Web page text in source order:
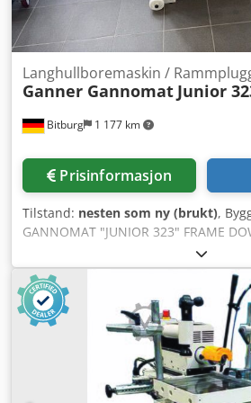
Bitburg 1 177 km
Langhullboremaskin /
Ganner Gannomat Junior
Prisinformasjon
Tilstand: nesten som ny (brukt),
GANNOMAT "JUNIOR 323" FRAME
MORTISER Complete in standard
list 01/22/D including: - Precision
collets Ø 3–26 mm, incl. collets Ø 10
1.5 kW, 2800 rpm - Position setting
Position adjustment for 2 levels,
Max drilling depth: 150 mm -
12 mm pitch, including: - Central
adjustment 320 mm - 2 pneumatic